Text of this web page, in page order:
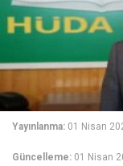
Yayınlanma: 01 Nisan
Güncelleme: 01 Nisan